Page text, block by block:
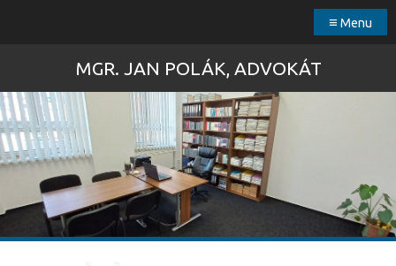
≡ Menu
MGR. JAN POLÁK, ADVOKÁT